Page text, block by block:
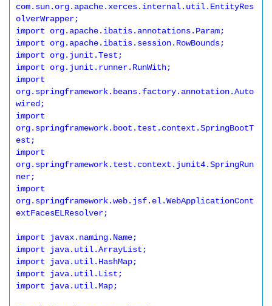
com.sun.org.apache.xerces.internal.util.EntityRes
olverWrapper;
import org.apache.ibatis.annotations.Param;
import org.apache.ibatis.session.RowBounds;
import org.junit.Test;
import org.junit.runner.RunWith;
import
org.springframework.beans.factory.annotation.Auto
wired;
import
org.springframework.boot.test.context.SpringBootT
est;
import
org.springframework.test.context.junit4.SpringRun
ner;
import
org.springframework.web.jsf.el.WebApplicationCont
extFacesELResolver;
import javax.naming.Name;
import java.util.ArrayList;
import java.util.HashMap;
import java.util.List;
import java.util.Map;